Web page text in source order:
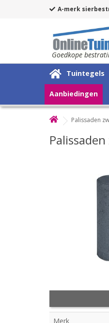
A-merk
Goedkope
Tuintegels
Aanbiedingen
Palissaden
Merk